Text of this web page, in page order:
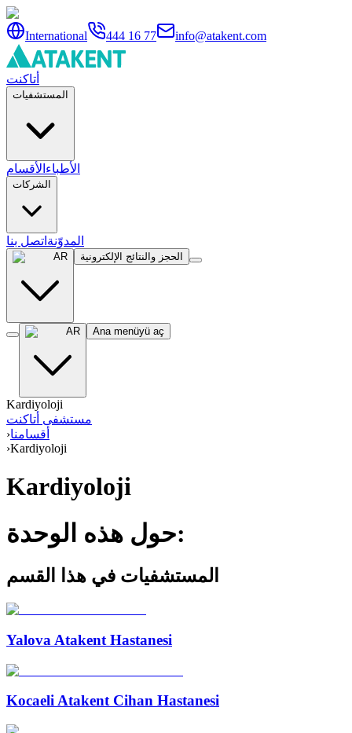
International 444 16 77 info@atakent.com
أتاكنت
المستشفيات
الأطباء الأقسام
الشركات
المدوّنة اتصل بنا
AR الحجز والنتائج الإلكترونية
AR Ana menüyü aç
Kardiyoloji
مستشفى أتاكنت
›أقسامنا
›Kardiyoloji
Kardiyoloji
حول هذه الوحدة:
المستشفيات في هذا القسم
Yalova Atakent Hastanesi
Kocaeli Atakent Cihan Hastanesi